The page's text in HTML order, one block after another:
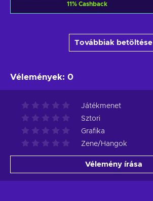
11% Cashback
Továbbiak betöltése
Vélemények: 0
Játékmenet
Sztori
Grafika
Zene/Hangok
Vélemény írása